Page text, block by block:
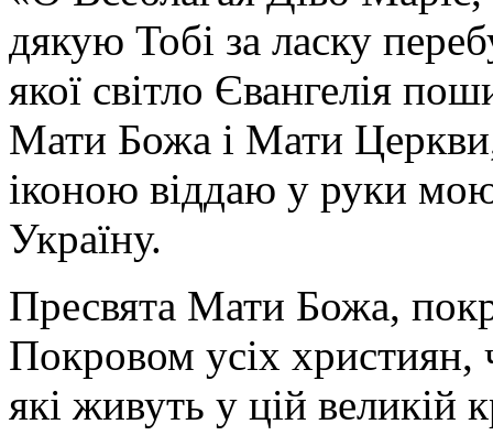
дякую Тобі за ласку
якої світло Євангелія
Мати Божа і Мати
іконою віддаю у руки
Україну.
Пресвята Мати Божа,
Покровом усіх християн,
які живуть у цій великій